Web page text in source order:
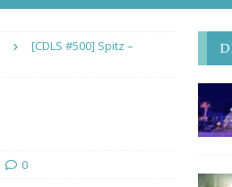
[CDLS #500] Spitz –
0